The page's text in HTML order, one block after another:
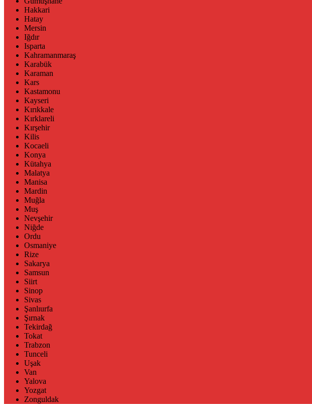
Hakkari
Hatay
Mersin
Iğdır
Isparta
Kahramanmaraş
Karabük
Karaman
Kars
Kastamonu
Kayseri
Kırıkkale
Kırklareli
Kırşehir
Kilis
Kocaeli
Konya
Kütahya
Malatya
Manisa
Mardin
Muğla
Muş
Nevşehir
Niğde
Ordu
Osmaniye
Rize
Sakarya
Samsun
Siirt
Sinop
Sivas
Şanlıurfa
Şırnak
Tekirdağ
Tokat
Trabzon
Tunceli
Uşak
Van
Yalova
Yozgat
Zonguldak